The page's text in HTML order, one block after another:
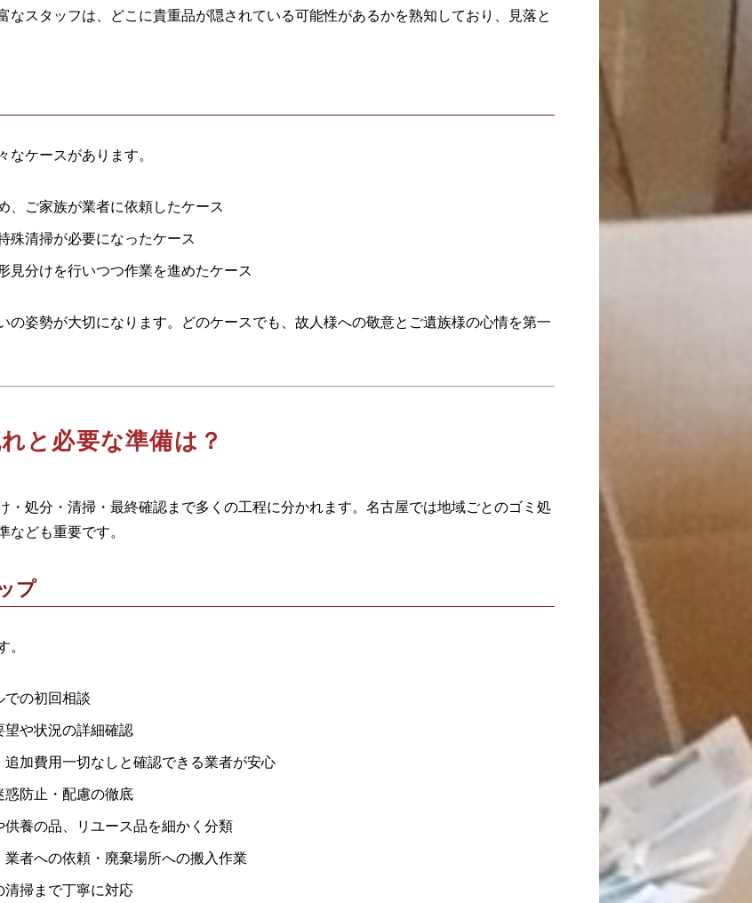
なスタッフは、どこに貴重品が隠されている可能性があるかを熟知しており、見落と
ケースがあります。
、ご家族が業者に依頼したケース
殊清掃が必要になったケース
見分けを行いつつ作業を進めたケース
の姿勢が大切になります。どのケースでも、故人様への敬意とご遺族様の心情を第一
と必要な準備は？
・処分・清掃・最終確認まで多くの工程に分かれます。名古屋では地域ごとのゴミ処
ども重要です。
プ
での初回相談
望や状況の詳細確認
加費用一切なしと確認できる業者が安心
防止・配慮の徹底
養の品、リユース品を細かく分類
者への依頼・廃棄場所への搬入作業
掃まで丁寧に対応